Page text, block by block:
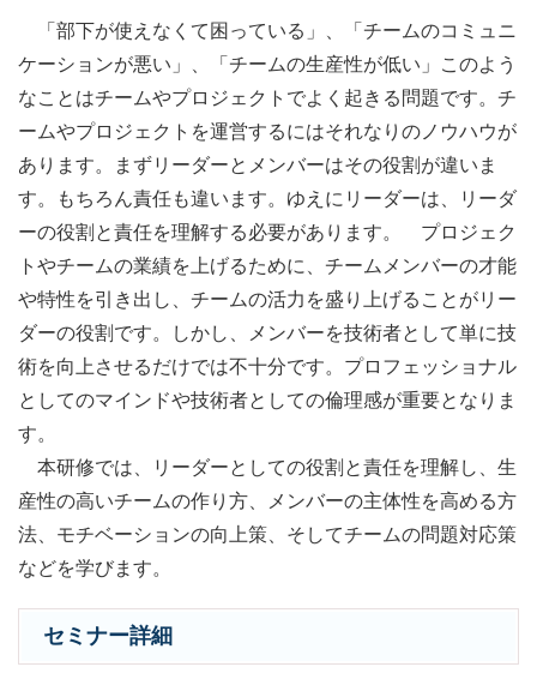
「部下が使えなくて困っている」、「チームのコミュニ
ケーションが悪い」、「チームの生産性が低い」このよう
なことはチームやプロジェクトでよく起きる問題です。チ
ームやプロジェクトを運営するにはそれなりのノウハウが
あります。まずリーダーとメンバーはその役割が違いま
す。もちろん責任も違います。ゆえにリーダーは、リーダ
ーの役割と責任を理解する必要があります。 プロジェク
トやチームの業績を上げるために、チームメンバーの才能
や特性を引き出し、チームの活力を盛り上げることがリー
ダーの役割です。しかし、メンバーを技術者として単に技
術を向上させるだけでは不十分です。プロフェッショナル
としてのマインドや技術者としての倫理感が重要となりま
す。
本研修では、リーダーとしての役割と責任を理解し、生
産性の高いチームの作り方、メンバーの主体性を高める方
法、モチベーションの向上策、そしてチームの問題対応策
などを学びます。
セミナー詳細